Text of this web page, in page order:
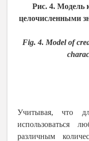
Рис. 4. Модель
целочисленными
Fig. 4. Model of
Учитывая, что
использоваться
различным